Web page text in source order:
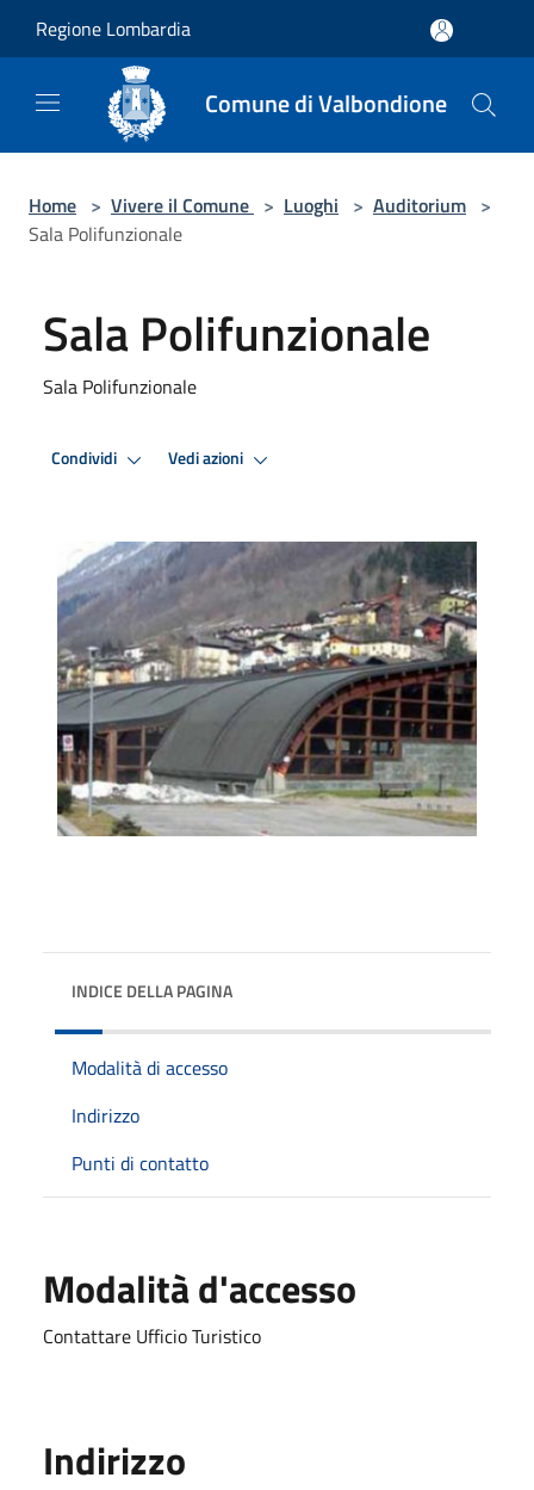
Regione Lombardia
Comune di Valbondione
Home > Vivere il Comune > Luoghi > Auditorium >
Sala Polifunzionale
Sala Polifunzionale
Sala Polifunzionale
Condividi Vedi azioni
INDICE DELLA PAGINA
Modalità di accesso
Indirizzo
Punti di contatto
Modalità d'accesso
Contattare Ufficio Turistico
Indirizzo